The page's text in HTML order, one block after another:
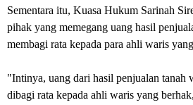
Sementara itu, Kuasa Hukum Sarinah
pihak yang memegang uang hasil
membagi rata kepada para ahli waris
"Intinya, uang dari hasil penjualan tanah
dibagi rata kepada ahli waris yang